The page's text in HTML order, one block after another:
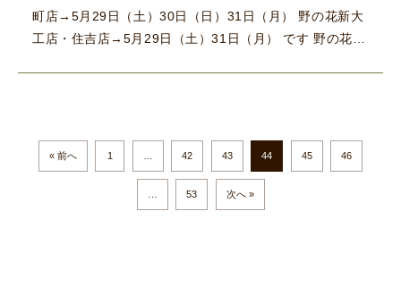
町店→5月29日（土）30日（日）31日（月） 野の花新大
工店・住吉店→5月29日（土）31日（月） です 野の花カ
« 前へ 1 42 43 44 45 46
53 次へ »